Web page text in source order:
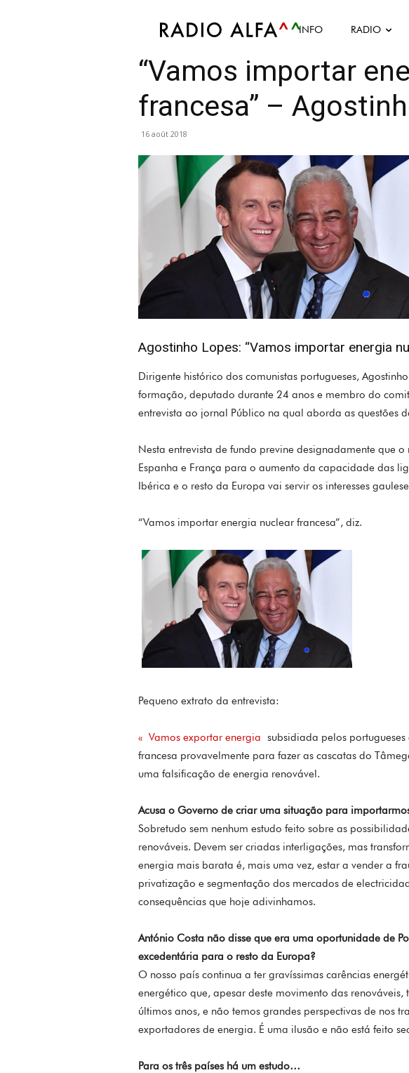
INFO RADIO
Économie
“Vamos importar
francesa” –
16 août 2018
Agostinho Lopes: “Vamos importar energia
Dirigente histórico dos comunistas portugueses,
formação, deputado durante 24 anos e membro do
entrevista ao jornal Público na qual aborda as questões
Nesta entrevista de fundo previne designadamente que
Espanha e França para o aumento da capacidade das
Ibérica e o resto da Europa vai servir os interesses
“Vamos importar energia nuclear francesa”, diz.
Pequeno extrato da entrevista:
« Vamos exportar energia subsidiada pelos
francesa provavelmente para fazer as cascatas do
uma falsificação de energia renovável.
Acusa o Governo de criar uma situação para
Sobretudo sem nenhum estudo feito sobre as
renováveis. Devem ser criadas interligações, mas
energia mais barata é, mais uma vez, estar a vender a
privatização e segmentação dos mercados de
consequências que hoje adivinhamos.
António Costa não disse que era uma oportunidade de
excedentária para o resto da Europa?
O nosso país continua a ter gravíssimas carências
energético que, apesar deste movimento das renováveis,
últimos anos, e não temos grandes perspectivas de nos
exportadores de energia. É uma ilusão e não está feito
Para os três países há um estudo…